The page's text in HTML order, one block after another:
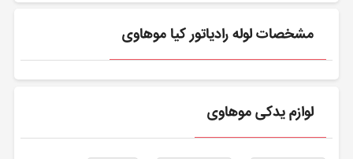
مشخصات لوله رادیاتور کیا موهاوی
لوازم یدکی موهاوی